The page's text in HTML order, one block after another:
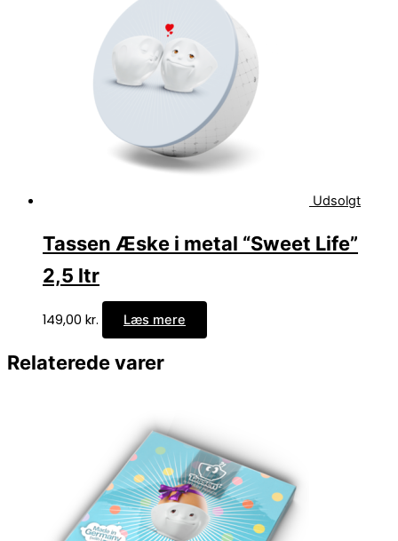
Udsolgt
Tassen Æske i metal “Sweet Life”
2,5 ltr
149,00 kr. Læs mere
Relaterede varer